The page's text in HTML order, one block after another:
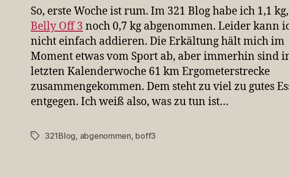
So, erste Woche ist rum. Im 321 Blog habe ich 1,1
Belly Off 3 noch 0,7 kg abgenommen. Leider kann
nicht einfach addieren. Die Erkältung hält mich im
Moment etwas vom Sport ab, aber immerhin sind
letzten Kalenderwoche 61 km Ergometerstrecke
zusammengekommen. Dem steht zu viel zu gutes
entgegen. Ich weiß also, was zu tun ist…
Schlagwörter
321Blog, abgenommen, boff3